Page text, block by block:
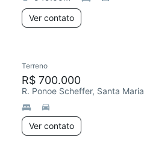
Ver contato
Terreno
R$ 700.000
R. Ponoe Scheffer, Santa Maria
Ver contato